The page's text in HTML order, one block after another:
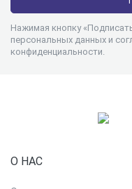
Нажимая кнопку
персональных данных и
конфиденциальности
О НАС